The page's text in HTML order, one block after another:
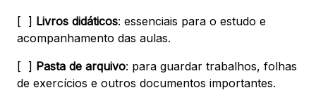
[ ] Livros didáticos: essenciais para o estudo e
acompanhamento das aulas.
[ ] Pasta de arquivo: para guardar trabalhos, folhas
de exercícios e outros documentos importantes.